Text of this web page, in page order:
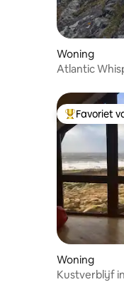
Woning
Atlantic
Topfavoriet
Favoriet
Woning
Kustverblijf